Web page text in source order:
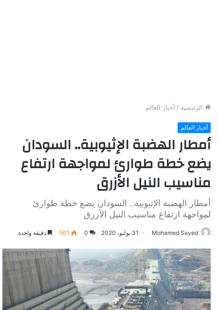
الرئيسية / أخبار العالم
أخبار العالم
أمطار الهضبة الإثيوبية.. السودان
يضع خطة طوارئ لمواجهة ارتفاع
مناسيب النيل الأزرق
أمطار الهضبة الإثيوبية.. السودان يضع خطة طوارئ
لمواجهة ارتفاع مناسيب النيل الأزرق
Mohamed Sayed 31 يوليو، 2020 0
501 دقيقة واحدة